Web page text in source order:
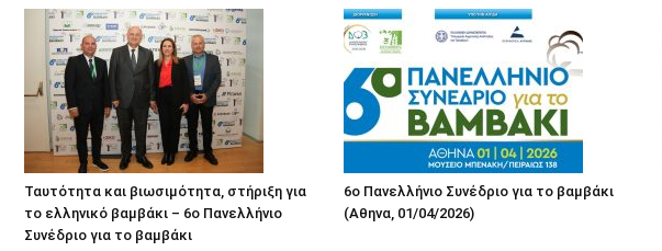
Ταυτότητα και βιωσιμότητα, στήριξη για
το ελληνικό βαμβάκι – 6ο Πανελλήνιο
Συνέδριο για το βαμβάκι
6ο Πανελλήνιο Συνέδριο για το βαμβάκι
(Αθηνα, 01/04/2026)